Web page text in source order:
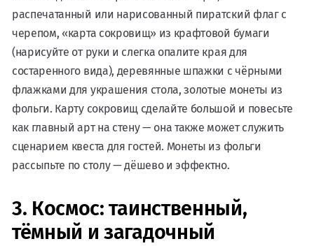
распечатанный или нарисованный пиратский флаг с
черепом, «карта сокровищ» из крафтовой бумаги
(нарисуйте от руки и слегка опалите края для
состаренного вида), деревянные шпажки с чёрными
флажками для украшения стола, золотые монеты из
фольги. Карту сокровищ сделайте большой и повесьте
как главный арт на стену — она также может служить
сценарием квеста для гостей. Монеты из фольги
рассыпьте по столу — дёшево и эффектно.
3. Космос: таинственный,
тёмный и загадочный